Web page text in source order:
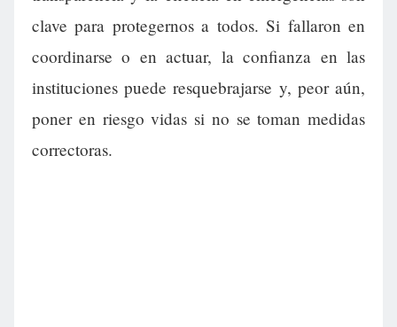
clave para protegernos a todos. Si fallaron en
coordinarse o en actuar, la confianza en las
instituciones puede resquebrajarse y, peor aún,
poner en riesgo vidas si no se toman medidas
correctoras.